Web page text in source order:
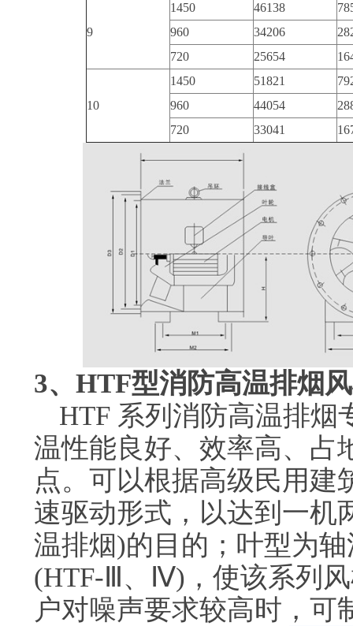
9
1450 46138
960
34206
720
25654
10
1450 51821
960
44054
720
33041
3、HTF型消防高温排烟
HTF 系列消防高温排烟
温性能良好、效率高、占
点。可以根据高级民用建
速驱动形式，以达到一机
温排烟)的目的；叶型为
(HTF-Ⅲ、Ⅳ)，使该系列
户对噪声要求较高时，可